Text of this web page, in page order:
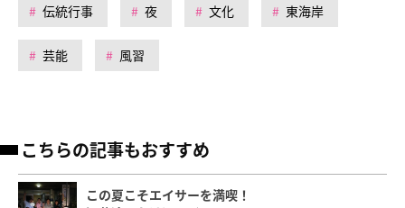
伝統行事 夜 文化 東海岸
芸能 風習
こちらの記事もおすすめ
この夏こそエイサーを満喫！